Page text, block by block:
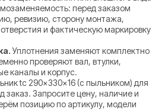
перед заказом
ревизию, сторону монтажа,
и фактическую маркировку
Уплотнения заменяют комплектно
проверяют вал, втулки,
каналы и корпус.
tc 290×330×16 (с пыльником) для
заказ. Запросите цену, наличие и
позицию по артикулу, модели